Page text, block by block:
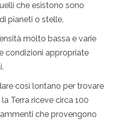
che esistono sono
pianeti o stelle.
molto bassa e varie
condizioni appropriate
così lontano per trovare
Terra riceve circa 100
che provengono